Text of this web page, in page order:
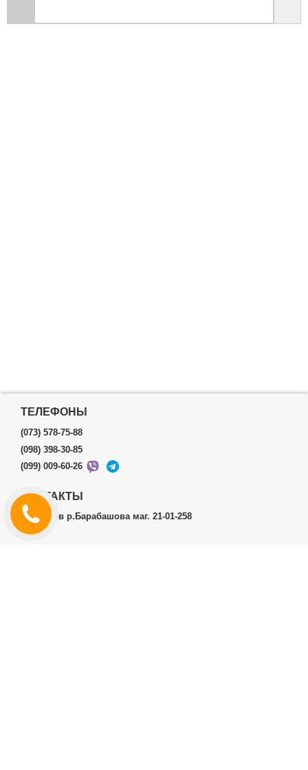
ТЕЛЕФОНЫ
(073) 578-75-88
(098) 398-30-85
(099) 009-60-26
КОНТАКТЫ
г.Харьков р.Барабашова маг. 21-01-258